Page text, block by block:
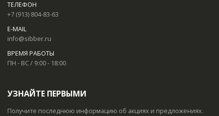
ТЕЛЕФОН
+7 (913) 804-83-63
E-MAIL
info@sibber.ru
ВРЕМЯ РАБОТЫ
ПН - ВС / 9:00 - 18:00
УЗНАЙТЕ ПЕРВЫМИ
Получите последнюю информацию об акциях и предложениях.